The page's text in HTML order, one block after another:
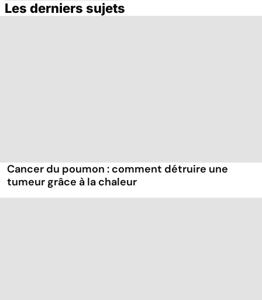
La tuberculose
Les derniers sujets
Cancer du poumon : comment détruire une
tumeur grâce à la chaleur